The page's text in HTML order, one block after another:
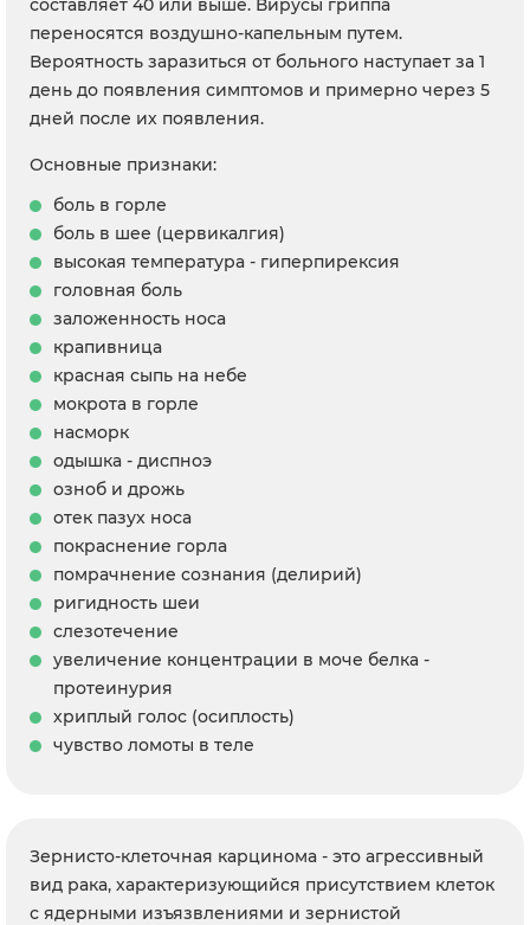
составляет 40 или выше. Вирусы гриппа
переносятся воздушно-капельным путем.
Вероятность заразиться от больного наступает за 1
день до появления симптомов и примерно через 5
дней после их появления.
Основные признаки:
боль в горле
боль в шее (цервикалгия)
высокая температура - гиперпирексия
головная боль
заложенность носа
крапивница
красная сыпь на небе
мокрота в горле
насморк
одышка - диспноэ
озноб и дрожь
отек пазух носа
покраснение горла
помрачнение сознания (делирий)
ригидность шеи
слезотечение
увеличение концентрации в моче белка -
протеинурия
хриплый голос (осиплость)
чувство ломоты в теле
Зернисто-клеточная карцинома - это агрессивный
вид рака, характеризующийся присутствием клеток
с ядерными изъязвлениями и зернистой